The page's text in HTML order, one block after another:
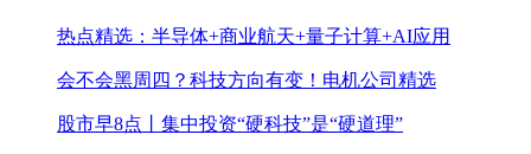
热点精选：半导体+商业航天+量子计算+AI应用
会不会黑周四？科技方向有变！ 电机公司精选
股市早8点丨集中投资“硬科技”是“硬道理”